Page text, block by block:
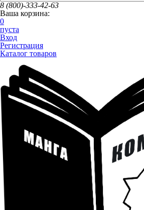
8 (800)-333-42-63
Ваша корзина:
0
пуста
Вход
Регистрация
Каталог товаров